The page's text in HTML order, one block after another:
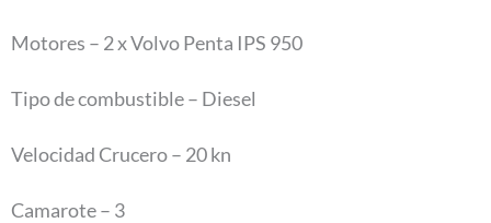
Motores – 2 x Volvo Penta IPS 950
Tipo de combustible – Diesel
Velocidad Crucero – 20 kn
Camarote – 3